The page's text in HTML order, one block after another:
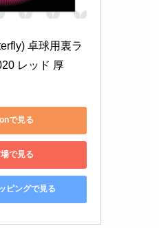
卓球用裏ラ
レッド 厚
で見る
で見る
ピングで見る